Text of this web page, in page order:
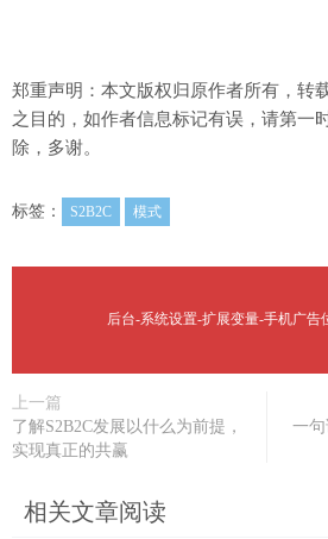
郑重声明：本文版权归原作者所有，转
之目的，如作者信息标记有误，请第一
除，多谢。
标签： S2B2C 模式
后台-系统设置-扩展变量-手机广告
上一篇
了解S2B2C发展以什么为前提，
实现真正的共赢
一句
相关文章阅读